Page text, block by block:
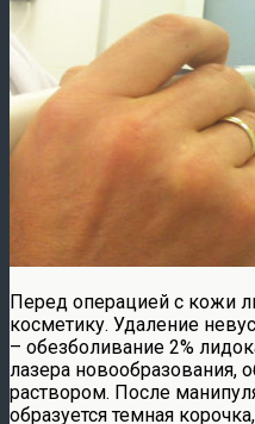
Перед операцией с кожи
косметику. Удаление
– обезболивание 2%
лазера новообразования,
раствором. После
образуется темная